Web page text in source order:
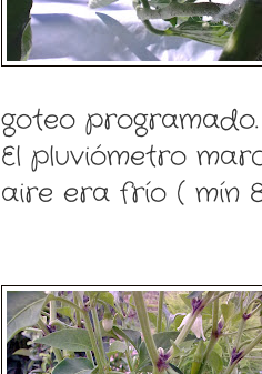
goteo programado.
El pluviómetro
aire era frío ( mín